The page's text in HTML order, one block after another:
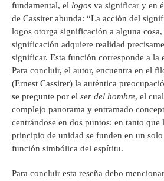
fundamental, el logos va significar y en
de Cassirer abunda: “La acción del
logos otorga significación a alguna
significación adquiere realidad
significar. Esta función corresponde a la
Para concluir, el autor, encuentra en el
(Ernest Cassirer) la auténtica
se pregunte por el ser del hombre, el
complejo panorama y entramado
centrándose en dos puntos: en tanto que
principio de unidad se funden en un
función simbólica del espíritu.
Para concluir esta reseña debo